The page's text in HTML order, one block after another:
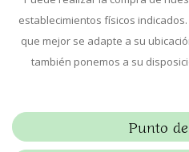
establecimientos físicos
que mejor se adapte a su
también ponemos a su
Punto